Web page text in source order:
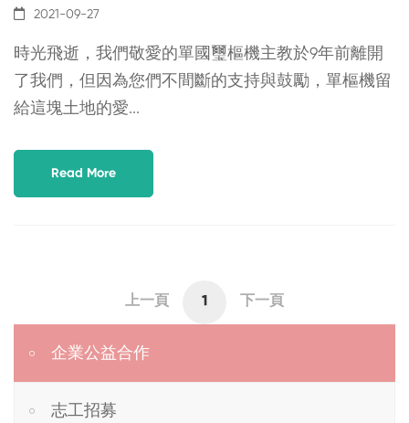
2021-09-27
時光飛逝，我們敬愛的單國璽樞機主教於9年前離開
了我們，但因為您們不間斷的支持與鼓勵，單樞機留
給這塊土地的愛...
Read More
上一頁 1 下一頁
企業公益合作
志工招募